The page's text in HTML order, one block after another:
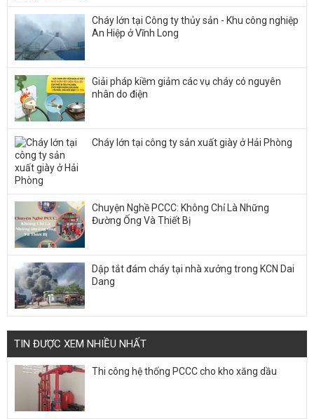
Cháy lớn tại Công ty thủy sản - Khu công nghiệp
An Hiệp ở Vĩnh Long
Giải pháp kiềm giảm các vụ cháy có nguyên
nhân do điện
Cháy lớn tại công ty sản xuất giày ở Hải Phòng
Chuyện Nghề PCCC: Không Chỉ Là Những
Đường Ống Và Thiết Bị
Dập tắt đám cháy tại nhà xưởng trong KCN Dai
Dang
TIN ĐƯỢC XEM NHIỀU NHẤT
Thi công hệ thống PCCC cho kho xăng dầu